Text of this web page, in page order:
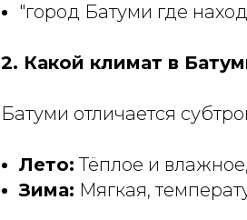
"город Батуми где
2. Какой климат в
Батуми отличается
Лето: Тёплое и
Зима: Мягкая,